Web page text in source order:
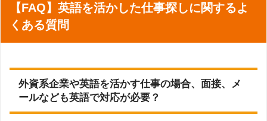
【Q.転職成功のポイントは？】
転職が海外だったもので英語では会話と自己主張がどれだけ出来るかが重
点だと感じました。また会話に関しては文法等は気にしなくどれだけ自分
【転職後の年収】年収アップした
30代・女性
【FAQ】英語を活かした仕事探しに関するよ
くある質問
外資系企業や英語を活かす仕事の場合、面接、メ
ールなども英語で対応が必要？